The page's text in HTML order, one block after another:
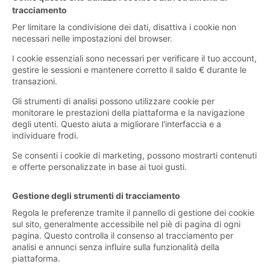
tracciamento
Per limitare la condivisione dei dati, disattiva i cookie non
necessari nelle impostazioni del browser.
I cookie essenziali sono necessari per verificare il tuo account,
gestire le sessioni e mantenere corretto il saldo € durante le
transazioni.
Gli strumenti di analisi possono utilizzare cookie per
monitorare le prestazioni della piattaforma e la navigazione
degli utenti. Questo aiuta a migliorare l'interfaccia e a
individuare frodi.
Se consenti i cookie di marketing, possono mostrarti contenuti
e offerte personalizzate in base ai tuoi gusti.
Gestione degli strumenti di tracciamento
Regola le preferenze tramite il pannello di gestione dei cookie
sul sito, generalmente accessibile nel piè di pagina di ogni
pagina. Questo controlla il consenso al tracciamento per
analisi e annunci senza influire sulla funzionalità della
piattaforma.